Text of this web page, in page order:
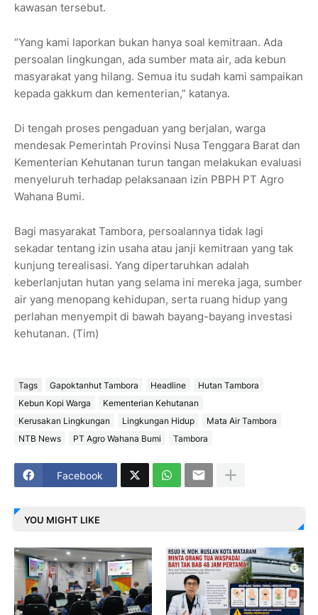
kawasan tersebut.
“Yang kami laporkan bukan hanya soal kemitraan. Ada
persoalan lingkungan, ada sumber mata air, ada kebun
masyarakat yang hilang. Semua itu sudah kami sampaikan
kepada gakkum dan kementerian,” katanya.
Di tengah proses pengaduan yang berjalan, warga
mendesak Pemerintah Provinsi Nusa Tenggara Barat dan
Kementerian Kehutanan turun tangan melakukan evaluasi
menyeluruh terhadap pelaksanaan izin PBPH PT Agro
Wahana Bumi.
Bagi masyarakat Tambora, persoalannya tidak lagi
sekadar tentang izin usaha atau janji kemitraan yang tak
kunjung terealisasi. Yang dipertaruhkan adalah
keberlanjutan hutan yang selama ini mereka jaga, sumber
air yang menopang kehidupan, serta ruang hidup yang
perlahan menyempit di bawah bayang-bayang investasi
kehutanan. (Tim)
Tags Gapoktanhut Tambora Headline
Hutan Tambora
Kebun Kopi Warga
Kementerian Kehutanan
Kerusakan Lingkungan
Lingkungan Hidup
Mata Air Tambora
NTB News
PT Agro Wahana Bumi Tambora
Facebook
YOU MIGHT LIKE